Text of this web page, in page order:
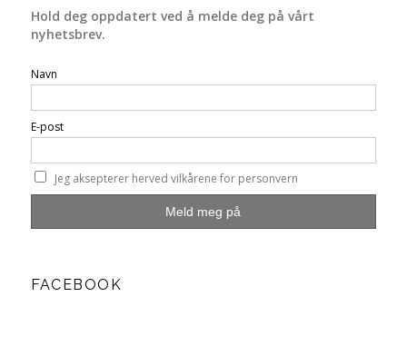
Hold deg oppdatert ved å melde deg på vårt
nyhetsbrev.
Navn
E-post
Jeg aksepterer herved vilkårene for personvern
FACEBOOK